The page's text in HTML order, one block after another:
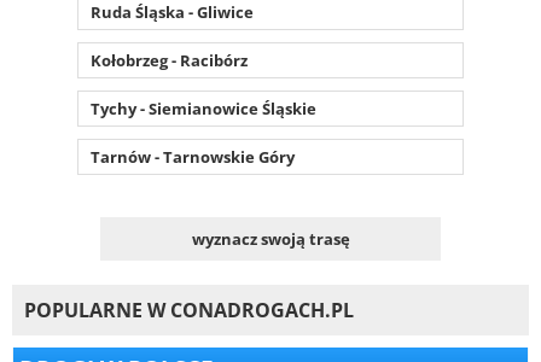
Ruda Śląska - Gliwice
Kołobrzeg - Racibórz
Tychy - Siemianowice Śląskie
Tarnów - Tarnowskie Góry
wyznacz swoją trasę
POPULARNE W CONADROGACH.PL